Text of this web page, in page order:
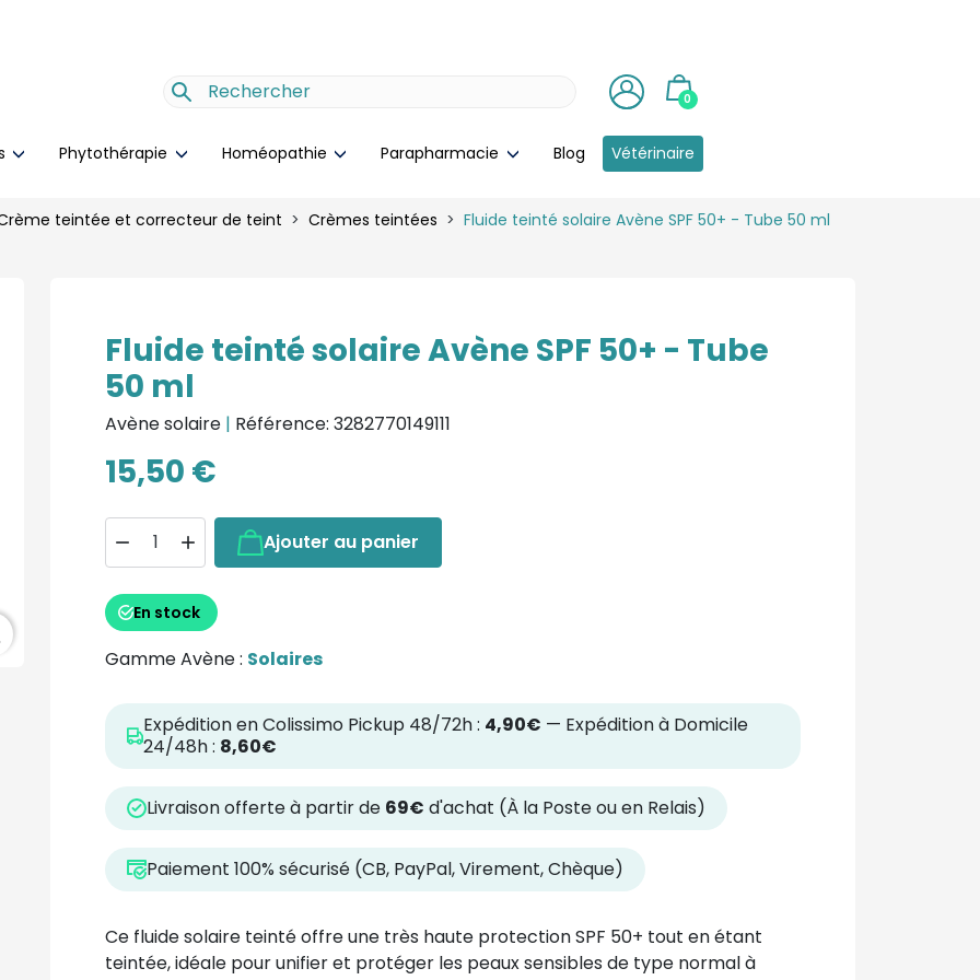
0
Phytothérapie Homéopathie Parapharmacie Blog Vétérinaire
teintée et correcteur de teint Crèmes teintées Fluide teinté solaire Avène SPF 50+ - Tube 50 ml
Fluide teinté solaire Avène SPF 50+ - Tube
50 ml
Avène solaire | Référence: 3282770149111
15,50 €
  Ajouter au panier
En stock
Gamme Avène : Solaires
Expédition en Colissimo Pickup 48/72h : 4,90€ — Expédition à Domicile
24/48h : 8,60€
Livraison offerte à partir de 69€ d'achat (À la Poste ou en Relais)
Paiement 100% sécurisé (CB, PayPal, Virement, Chèque)
Ce fluide solaire teinté offre une très haute protection SPF 50+ tout en étant
teintée, idéale pour unifier et protéger les peaux sensibles de type normal à